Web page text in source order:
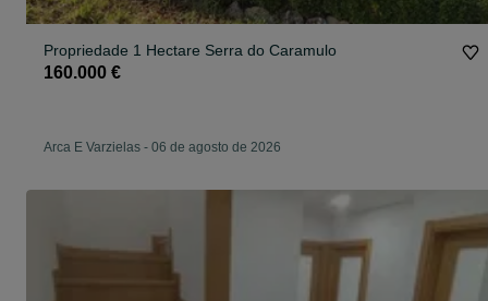
Propriedade 1 Hectare Serra do Caramulo
160.000 €
Arca E Varzielas - 06 de agosto de 2026